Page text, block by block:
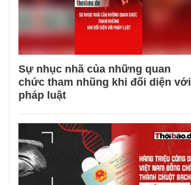
Sự nhục nhã của những quan
chức tham nhũng khi đối diện với
pháp luật